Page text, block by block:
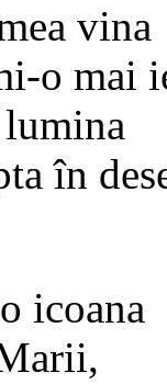
vina
o mai
în
icoana